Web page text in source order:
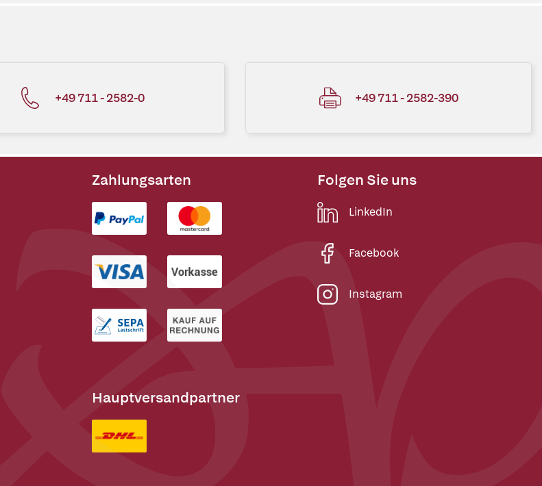
+49 711 - 2582-0 +49 711 - 2582-390
Zahlungsarten
Hauptversandpartner
Folgen Sie uns
LinkedIn
Facebook
Instagram